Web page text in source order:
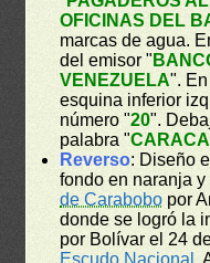
OFICINAS DEL
marcas de agua.
del emisor "
VENEZUELA".
esquina inferior
número "20".
palabra "
Reverso: Diseño
fondo en naranja
de Carabobo por
donde se logró la
por Bolívar el 24